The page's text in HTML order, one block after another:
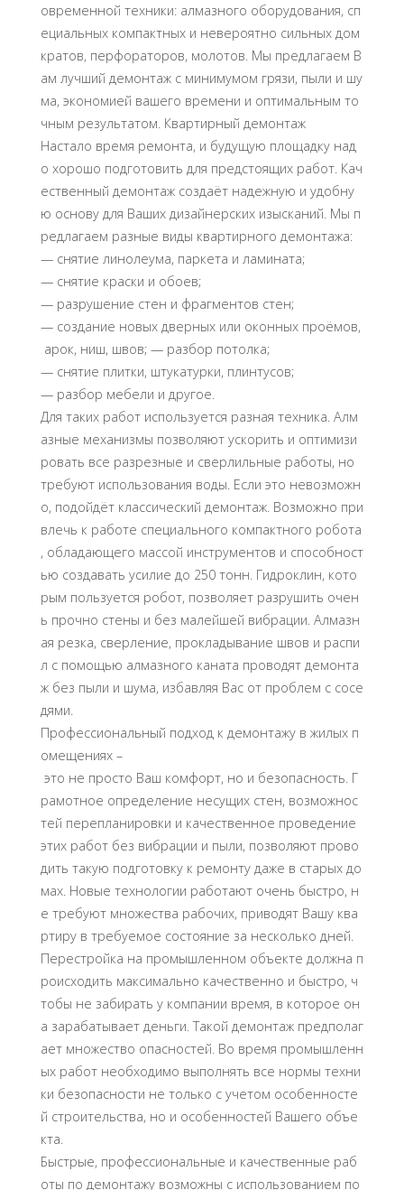
овременной техники: алмазного оборудования, сп
ециальных компактных и невероятно сильных дом
кратов, перфораторов, молотов. Мы предлагаем В
ам лучший демонтаж с минимумом грязи, пыли и шу
ма, экономией вашего времени и оптимальным то
чным результатом. Квартирный демонтаж
Настало время ремонта, и будущую площадку над
о хорошо подготовить для предстоящих работ. Кач
ественный демонтаж создаёт надежную и удобну
ю основу для Ваших дизайнерских изысканий. Мы п
редлагаем разные виды квартирного демонтажа:
— снятие линолеума, паркета и ламината;
— снятие краски и обоев;
— разрушение стен и фрагментов стен;
— создание новых дверных или оконных проёмов,
арок, ниш, швов; — разбор потолка;
— снятие плитки, штукатурки, плинтусов;
— разбор мебели и другое.
Для таких работ используется разная техника. Алм
азные механизмы позволяют ускорить и оптимизи
ровать все разрезные и сверлильные работы, но
требуют использования воды. Если это невозможн
о, подойдёт классический демонтаж. Возможно при
влечь к работе специального компактного робота
, обладающего массой инструментов и способност
ью создавать усилие до 250 тонн. Гидроклин, кото
рым пользуется робот, позволяет разрушить очен
ь прочно стены и без малейшей вибрации. Алмазн
ая резка, сверление, прокладывание швов и распи
л с помощью алмазного каната проводят демонта
ж без пыли и шума, избавляя Вас от проблем с сосе
дями.
Профессиональный подход к демонтажу в жилых п
омещениях –
это не просто Ваш комфорт, но и безопасность. Г
рамотное определение несущих стен, возможнос
тей перепланировки и качественное проведение
этих работ без вибрации и пыли, позволяют прово
дить такую подготовку к ремонту даже в старых до
мах. Новые технологии работают очень быстро, н
е требуют множества рабочих, приводят Вашу ква
ртиру в требуемое состояние за несколько дней.
Перестройка на промышленном объекте должна п
роисходить максимально качественно и быстро, ч
тобы не забирать у компании время, в которое он
а зарабатывает деньги. Такой демонтаж предполаг
ает множество опасностей. Во время промышленн
ых работ необходимо выполнять все нормы техни
ки безопасности не только с учетом особенносте
й строительства, но и особенностей Вашего объе
кта.
Быстрые, профессиональные и качественные раб
оты по демонтажу возможны с использованием по